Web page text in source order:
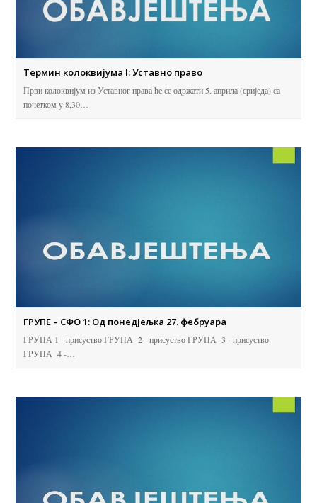
Термин колоквијума I: Уставно право
Први колоквијум из Уставног права ће се одржати 5. априла (сриједа) са
почетком у 8,30…
ГРУПЕ – СФО 1: Од понедјељка 27. фебруара
ГРУПА 1 - присуство ГРУПА 2 - присуство ГРУПА 3 - присуство
ГРУПА 4 -…